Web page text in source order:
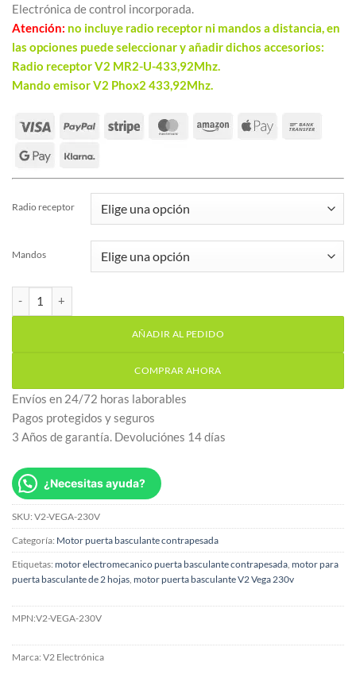
Electrónica de control incorporada.
Atención: no incluye radio receptor ni mandos a distancia, en
las opciones puede seleccionar y añadir dichos accesorios:
Radio receptor V2 MR2-U-433,92Mhz.
Mando emisor V2 Phox2 433,92Mhz.
Radio receptor
Mandos
Motor electromecánico puerta basculante V2 Vega 230v cantidad
AÑADIR AL PEDIDO
COMPRAR AHORA
Envíos en 24/72 horas laborables
Pagos protegidos y seguros
3 Años de garantía. Devoluciónes 14 días
¿Necesitas ayuda?
SKU: V2-VEGA-230V
Categoría: Motor puerta basculante contrapesada
Etiquetas: motor electromecanico puerta basculante contrapesada, motor para
puerta basculante de 2 hojas, motor puerta basculante V2 Vega 230v
MPN:V2-VEGA-230V
Marca: V2 Electrónica